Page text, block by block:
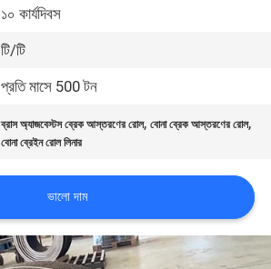
১০ কার্যদিবস
টি/টি
প্রতি মাসে 500 টন
ব্রাস অ্যাজবেস্টস ব্রেক আস্তরণের রোল,বোনা ব্রেক আস্তরণের রোল,
বোনা ব্রেইন রোল লিনার
ভালো দাম